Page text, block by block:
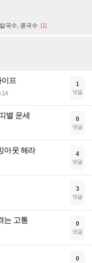
국수, 콩국수 [1]
프 1
댓글
별 운세 0
댓글
아웃 해라 4
댓글
3
댓글
는 고통 0
댓글
0